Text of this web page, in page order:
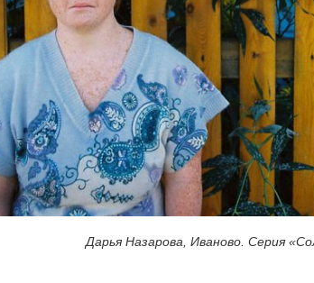
Дарья Назарова, Иваново. Серия